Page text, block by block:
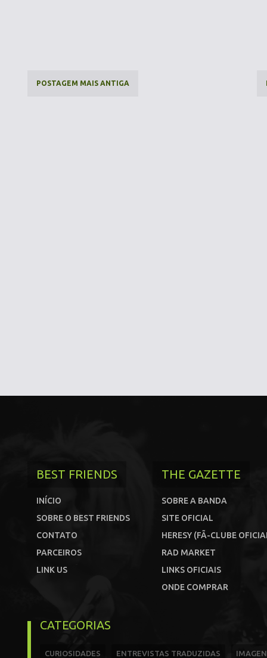
POSTAGEM MAIS ANTIGA
BEST FRIENDS
INÍCIO
SOBRE O BEST FRIENDS
CONTATO
PARCEIROS
LINK US
THE GAZETTE
SOBRE A BANDA
SITE OFICIAL
HERESY (FÃ-CLUBE
RAD MARKET
LINKS OFICIAIS
ONDE COMPRAR
CATEGORIAS
CURIOSIDADES ENTREVISTAS TRADUZIDAS